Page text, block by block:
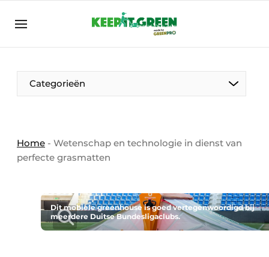
NL ENG FR
Categorieën
Home - Wetenschap en technologie in dienst van
perfecte grasmatten
Dit mobiele greenhouse is goed vertegenwoordigd bij
meerdere Duitse Bundesligaclubs.